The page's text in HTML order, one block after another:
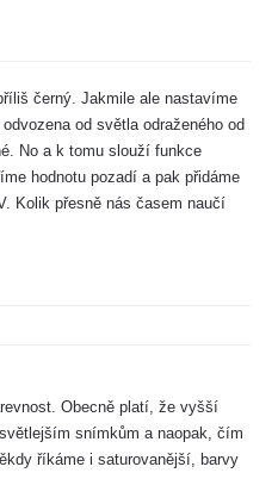
černý. Jakmile ale nastavíme
od světla odraženého od
No a k tomu slouží funkce
hodnotu pozadí a pak přidáme
Kolik přesně nás časem naučí
Obecně platí, že vyšší
snímkům a naopak, čím
říkáme i saturovanější, barvy